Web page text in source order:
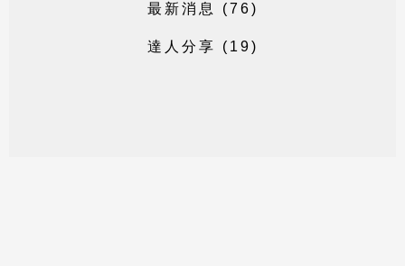
最 新消 息 (7 6)
達 人 分 享 ( 1 9)